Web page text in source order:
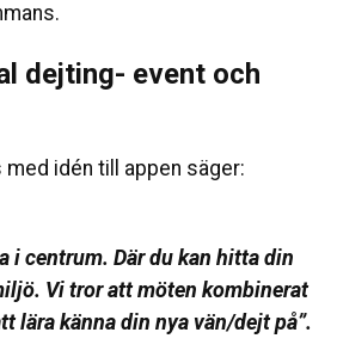
dejting- event och
idén till appen säger:
i centrum. Där du kan hitta din
Vi tror att möten kombinerat
lära känna din nya vän/dejt på”.